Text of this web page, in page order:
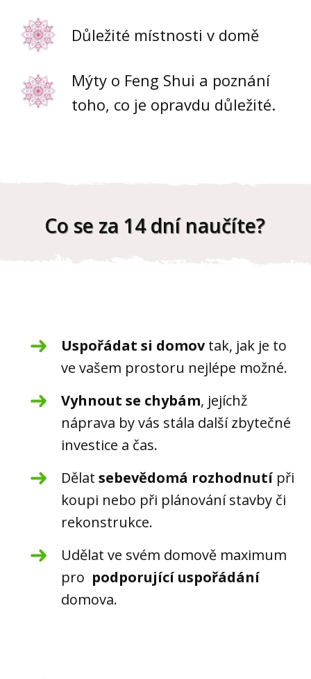
Důležité místnosti v domě
Mýty o Feng Shui a poznání
toho, co je opravdu důležité.
Co se za 14 dní naučíte?
Uspořádat si domovtak, jak je to
ve vašem prostoru nejlépe možné.
Vyhnout se chybám, jejíchž
náprava by vás stála další zbytečné
investice a čas.
Dělatsebevědomá rozhodnutípři
koupi nebo při plánování stavby či
rekonstrukce.
Udělat ve svém domově maximum
pro podporující uspořádání
domova.